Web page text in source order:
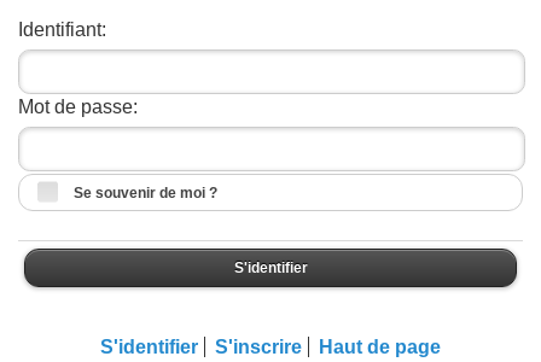
Identifiant:
Mot de passe:
Se souvenir de moi ?
S'identifier
S'identifier S'inscrire Haut de page